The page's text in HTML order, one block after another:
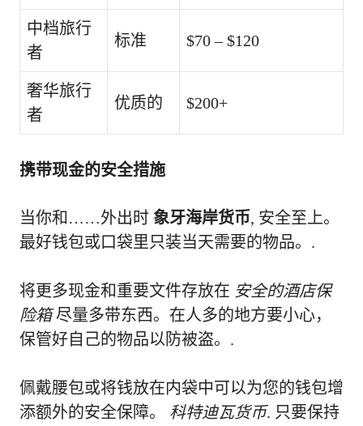
中档旅行
者
标准 $70 – $120
奢华旅行
者
优质的 $200+
携带现金的安全措施
当你和……外出时 象牙海岸货币, 安全至上。
最好钱包或口袋里只装当天需要的物品。.
将更多现金和重要文件存放在 安全的酒店保
险箱尽量多带东西。在人多的地方要小心，
保管好自己的物品以防被盗。.
佩戴腰包或将钱放在内袋中可以为您的钱包增
添额外的安全保障。 科特迪瓦货币. 只要保持